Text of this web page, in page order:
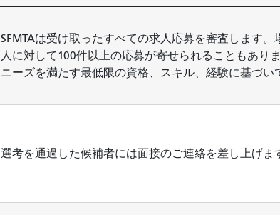
SFMTAは受け取ったすべての求人応募を審査します
人に対して100件以上の応募が寄せられることもあり
ニーズを満たす最低限の資格、スキル、経験に基づい
選考を通過した候補者には面接のご連絡を差し上げま